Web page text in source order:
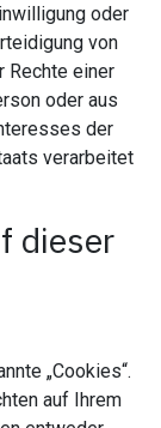
oder
von
Rechte einer
oder aus
der
verarbeitet
dieser
„Cookies“.
auf Ihrem